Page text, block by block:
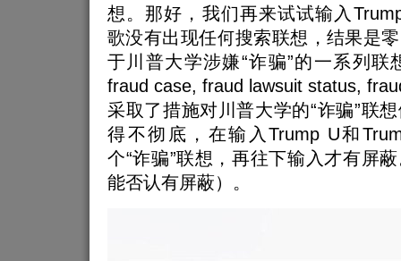
想。那好，我们再来试试输入
歌没有出现任何搜索联想，结果是
于川普大学涉嫌“诈骗”的一系列联
fraud case, fraud lawsuit status,
采取了措施对川普大学的“诈骗”联
得不彻底，在输入Trump U和
个“诈骗”联想，再往下输入才有屏
能否认有屏蔽）。